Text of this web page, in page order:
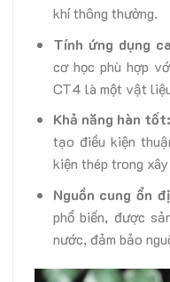
khí thông thường.
Tính ứng dụng
cơ học phù hợp
CT4 là một vật
Khả năng hàn tốt:
tạo điều kiện
kiện thép trong
Nguồn cung ổn
phổ biến, được
nước, đảm bảo